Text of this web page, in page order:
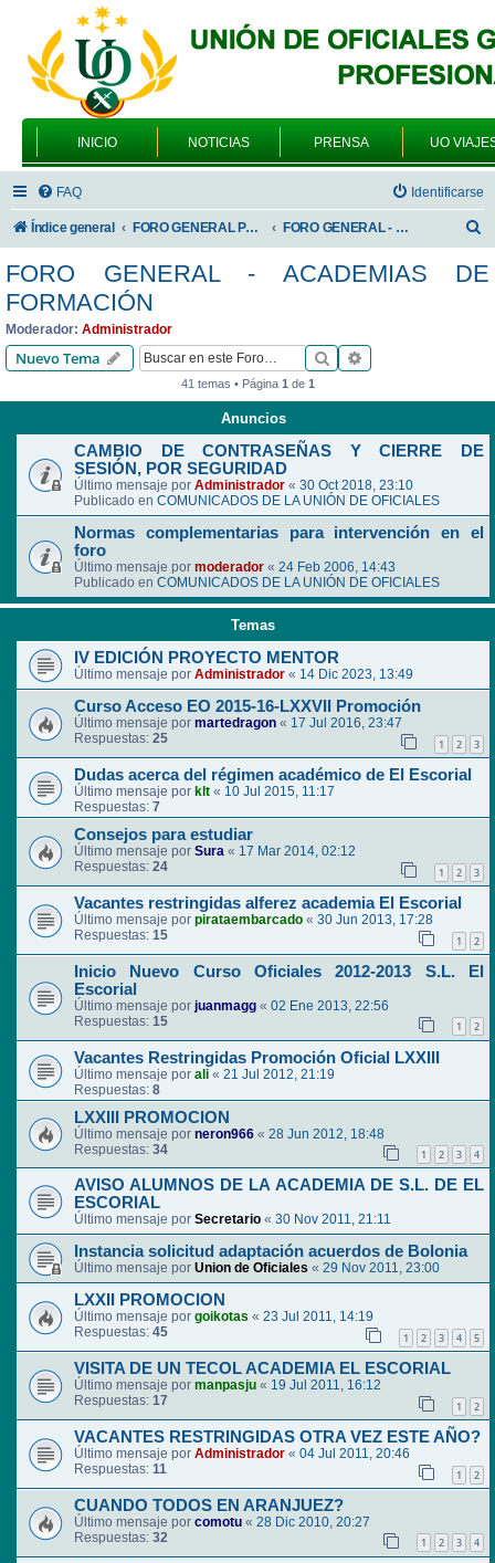
INICIO NOTICIAS PRENSA UO
FAQ Identificarse
Índice general FORO GENERAL PARA TODOS LOS USUARIOS FORO GENERAL - ACADEMIAS DE FORMACIÓN
s
FORO GENERAL - ACADEMIAS DE
FORMACIÓN
Moderador: Administrador
Nuevo Tema Buscar
41 temas • Página 1de 1
Anuncios
CAMBIO DE CONTRASEÑAS Y CIERRE DE
SESIÓN, POR SEGURIDAD
Último mensaje por Administrador « 30 Oct 2018, 23:10
Publicado en COMUNICADOS DE LA UNIÓN DE OFICIALES
Normas complementarias para intervención en el
foro
Último mensaje por moderador « 24 Feb 2006, 14:43
Publicado en COMUNICADOS DE LA UNIÓN DE OFICIALES
Temas
IV EDICIÓN PROYECTO MENTOR
Último mensaje por Administrador « 14 Dic 2023, 13:49
Curso Acceso EO 2015-16-LXXVII Promoción
Último mensaje por martedragon « 17 Jul 2016, 23:47
Respuestas: 25 1 2 3
Dudas acerca del régimen académico de El Escorial
Último mensaje por klt « 10 Jul 2015, 11:17
Respuestas: 7
Consejos para estudiar
Último mensaje por Sura « 17 Mar 2014, 02:12
Respuestas: 24 1 2 3
Vacantes restringidas alferez academia El Escorial
Último mensaje por pirataembarcado « 30 Jun 2013, 17:28
Respuestas: 15 1 2
Inicio Nuevo Curso Oficiales 2012-2013 S.L. El
Escorial
Último mensaje por juanmagg « 02 Ene 2013, 22:56
Respuestas: 15 1 2
Vacantes Restringidas Promoción Oficial LXXIII
Último mensaje por ali « 21 Jul 2012, 21:19
Respuestas: 8
LXXIII PROMOCION
Último mensaje por neron966 « 28 Jun 2012, 18:48
Respuestas: 34 1 2 3 4
AVISO ALUMNOS DE LA ACADEMIA DE S.L. DE EL
ESCORIAL
Último mensaje por Secretario « 30 Nov 2011, 21:11
Instancia solicitud adaptación acuerdos de Bolonia
Último mensaje por Union de Oficiales « 29 Nov 2011, 23:00
LXXII PROMOCION
Último mensaje por goikotas « 23 Jul 2011, 14:19
Respuestas: 45 1 2 3 4 5
VISITA DE UN TECOL ACADEMIA EL ESCORIAL
Último mensaje por manpasju « 19 Jul 2011, 16:12
Respuestas: 17 1 2
VACANTES RESTRINGIDAS OTRA VEZ ESTE AÑO?
Último mensaje por Administrador « 04 Jul 2011, 20:46
Respuestas: 11 1 2
CUANDO TODOS EN ARANJUEZ?
Último mensaje por comotu « 28 Dic 2010, 20:27
Respuestas: 32 1 2 3 4